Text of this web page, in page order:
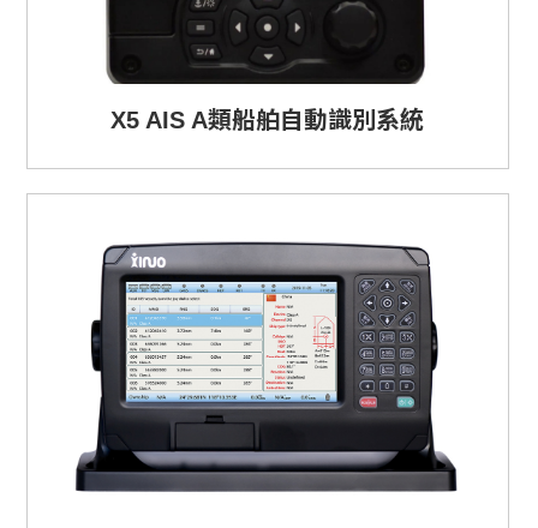
X5 AIS A類船舶自動識別系統